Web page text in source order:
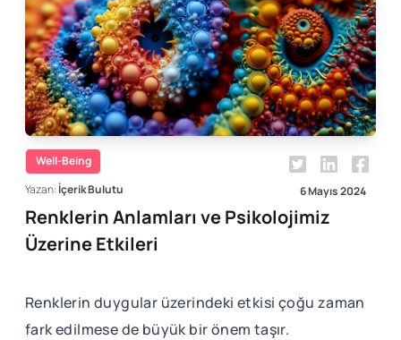
Well-Being
Yazan:İçerik Bulutu 6 Mayıs 2024
Renklerin Anlamları ve Psikolojimiz
Üzerine Etkileri
Renklerin duygular üzerindeki etkisi çoğu zaman
fark edilmese de büyük bir önem taşır.